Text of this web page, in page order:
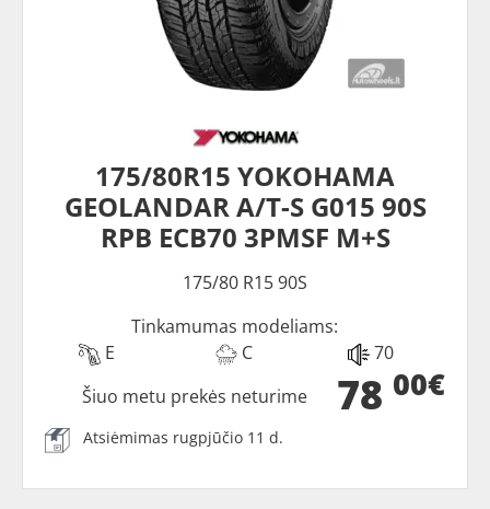
175/80R15 YOKOHAMA
GEOLANDAR A/T-S G015 90S
RPB ECB70 3PMSF M+S
175/80 R15 90S
Tinkamumas modeliams:
E
C 70
78 00€
Šiuo metu prekės neturime
Atsiėmimas rugpjūčio 11 d.